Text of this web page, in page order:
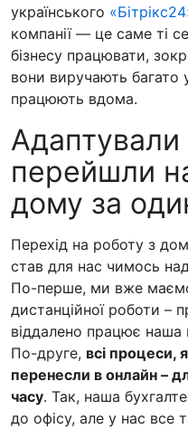
українського
компанії — це саме ті
бізнесу працювати,
вони виручають багато
працюють вдома.
перейшли
дому за
Перехід на роботу з
став для нас чимось
По-перше, ми вже маємо
дистанційної роботи –
віддалено працює наша
По-друге, всі процеси,
перенесли в онлайн –
часу. Так, наша
до офісу, але у нас все